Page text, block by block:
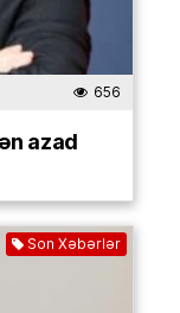
656
azad
Son Xəbərlər